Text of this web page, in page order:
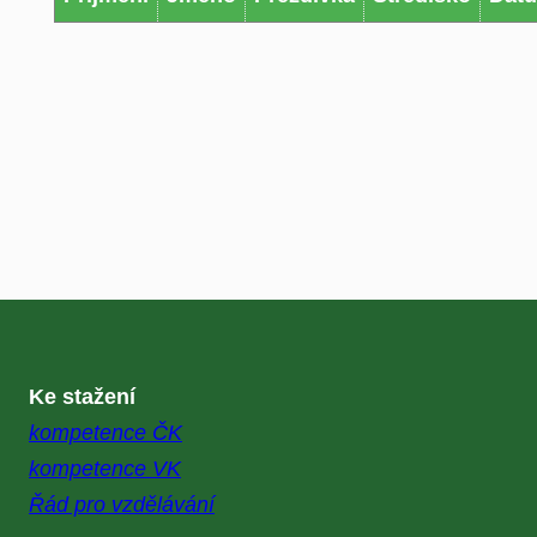
Ke stažení
kompetence ČK
kompetence VK
Řád pro vzdělávání